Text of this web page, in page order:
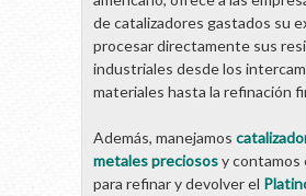
de catalizadores gastados su
procesar directamente sus
industriales desde los
materiales hasta la refinación
Además, manejamos
metales preciososy contamos
para refinar y devolver el